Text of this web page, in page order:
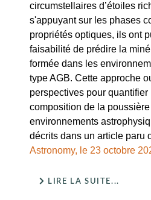
circumstellaires d’étoiles
s'appuyant sur les phases
propriétés optiques, ils ont
faisabilité de prédire la
formée dans les
type AGB. Cette approche
perspectives pour quantifier
composition de la
environnements
décrits dans un article paru
Astronomy, le 23 octobre
LIRE LA SUITE...